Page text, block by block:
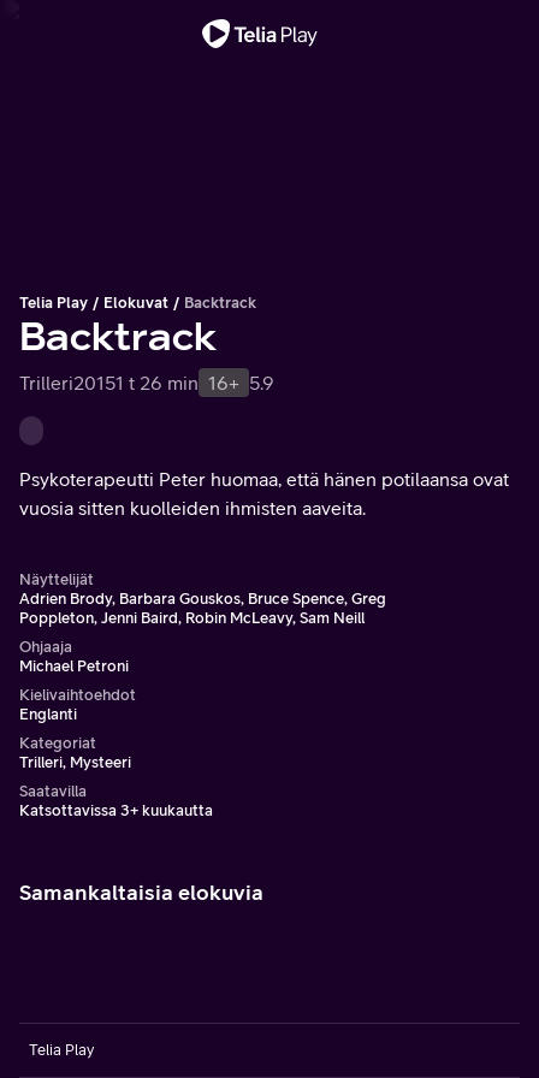
Telia Play Elokuvat Backtrack
Backtrack
Trilleri20151 t 26 min 16+ 5.9
Psykoterapeutti Peter huomaa, että hänen potilaansa ovat
vuosia sitten kuolleiden ihmisten aaveita.
Näyttelijät
Adrien Brody, Barbara Gouskos, Bruce Spence, Greg
Poppleton, Jenni Baird, Robin McLeavy, Sam Neill
Ohjaaja
Michael Petroni
Kielivaihtoehdot
Englanti
Kategoriat
Trilleri, Mysteeri
Saatavilla
Katsottavissa 3+ kuukautta
Samankaltaisia elokuvia
Telia Play